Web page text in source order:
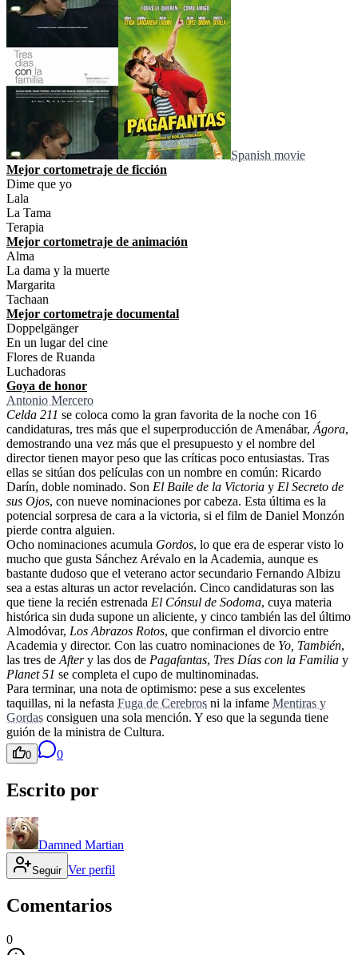
Spanish movie
Mejor cortometraje de ficción
Dime que yo
Lala
La Tama
Terapia
Mejor cortometraje de animación
Alma
La dama y la muerte
Margarita
Tachaan
Mejor cortometraje documental
Doppelgänger
En un lugar del cine
Flores de Ruanda
Luchadoras
Goya de honor
Antonio Mercero
Celda 211 se coloca como la gran favorita de la noche con 16
candidaturas, tres más que el superproducción de Amenábar, Ágora,
demostrando una vez más que el presupuesto y el nombre del
director tienen mayor peso que las críticas poco entusiastas. Tras
ellas se sitúan dos películas con un nombre en común: Ricardo
Darín, doble nominado. Son El Baile de la Victoria y El Secreto de
sus Ojos, con nueve nominaciones por cabeza. Esta última es la
potencial sorpresa de cara a la victoria, si el film de Daniel Monzón
pierde contra alguien.
Ocho nominaciones acumula Gordos, lo que era de esperar visto lo
mucho que gusta Sánchez Arévalo en la Academia, aunque es
bastante dudoso que el veterano actor secundario Fernando Albizu
sea a estas alturas un actor revelación. Cinco candidaturas son las
que tiene la recién estrenada El Cónsul de Sodoma, cuya materia
histórica sin duda supone un aliciente, y cinco también las del último
Almodóvar, Los Abrazos Rotos, que confirman el divorcio entre
Academia y director. Con las cuatro nominaciones de Yo, También,
las tres de Aftery las dos de Pagafantas, Tres Días con la Familia y
Planet 51 se completa el cupo de multinominadas.
Para terminar, una nota de optimismo: pese a sus excelentes
taquillas, ni la nefasta Fuga de Cerebros ni la infame Mentiras y
Gordas consiguen una sola mención. Y eso que la segunda tiene
guión de la ministra de Cultura.
0 0
Escrito por
Damned Martian
Seguir Ver perfil
Comentarios
0